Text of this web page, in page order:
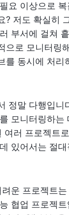
요 이상으로
? 저도 확실히
부서에 걸쳐
으로 모니터링
를 동시에 처리
정말 다행입니
모니터링하는
여러 프로젝트
있어서는 절
운 프로젝트
협업 프로젝